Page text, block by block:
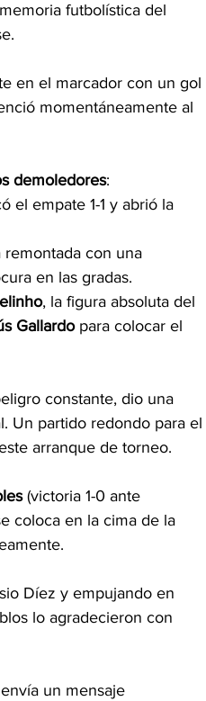
futbolística del
en el marcador con un gol
momentáneamente al
demoledores:
el empate 1-1 y abrió la
remontada con una
en las gradas.
, la figura absoluta del
Gallardo para colocar el
constante, dio una
Un partido redondo para el
arranque de torneo.
(victoria 1-0 ante
coloca en la cima de la
Díez y empujando en
lo agradecieron con
un mensaje